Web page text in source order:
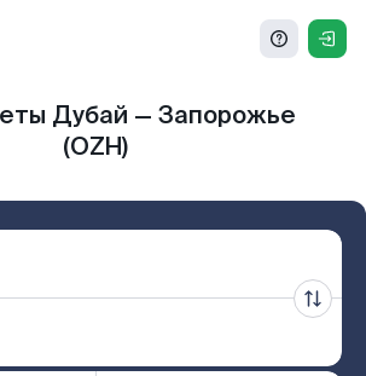
Дубай — Запорожье
(OZH)